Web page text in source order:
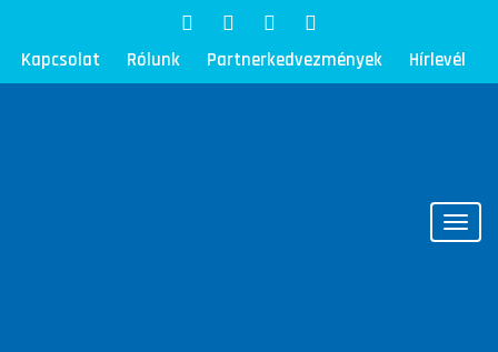
Kapcsolat Rólunk Partnerkedvezmények Hírlevél